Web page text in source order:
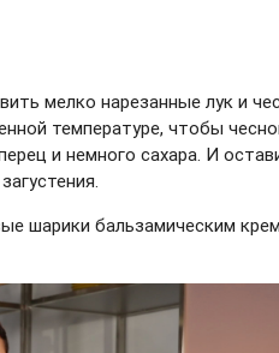
мелко нарезанные лук и
температуре, чтобы
и немного сахара. И
шарики бальзамическим